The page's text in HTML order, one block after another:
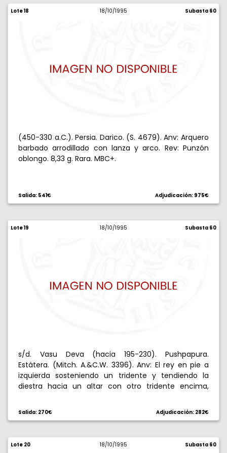
Lote 18 18/10/1995 Subasta 60
(450-330 a.C.). Persia. Darico. (S. 4679). Anv: Arquero
barbado arrodillado con lanza y arco. Rev: Punzón
oblongo. 8,33 g. Rara. MBC+.
Salida: 541€ Adjudicación: 975€
Lote 19 18/10/1995 Subasta 60
s/d. Vasu Deva (hacia 195-230). Pushpapura.
Estátera. (Mitch. A.&C.W. 3396). Anv: El rey en pie a
izquierda sosteniendo un tridente y tendiendo la
diestra hacia un altar con otro tridente encima,
frente, sosteniendo corona y tridente, tras él, toro a
izquierda, a derecha. 7,96 g. EBC.
Salida: 270€ Adjudicación: 282€
Lote 20 18/10/1995 Subasta 60